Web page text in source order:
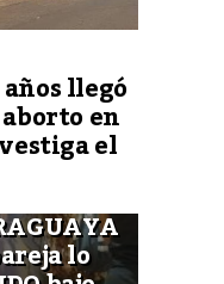
llegó
en
el
lo